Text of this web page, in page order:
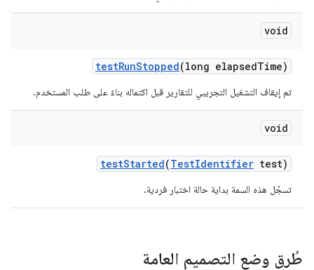
void
testRunStopped(long elapsedTime)
تم إيقاف التشغيل التجريبي للتقارير قبل اكتماله بناءً على طلب المستخدم.
void
testStarted(TestIdentifier test)
تسجّل هذه السمة بداية حالة اختبار فردية.
طُرق وضع التصميم العامة